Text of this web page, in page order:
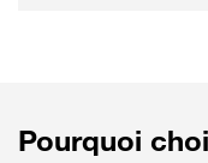
Pourquoi